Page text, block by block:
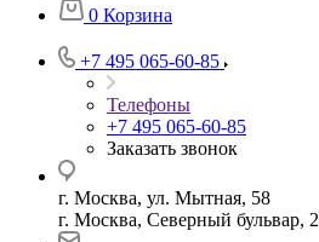
0 Корзина
+7 495 065-60-85
Телефоны
+7 495 065-60-85
Заказать звонок
г. Москва, ул. Мытная, 58
г. Москва, Северный бульвар, 2